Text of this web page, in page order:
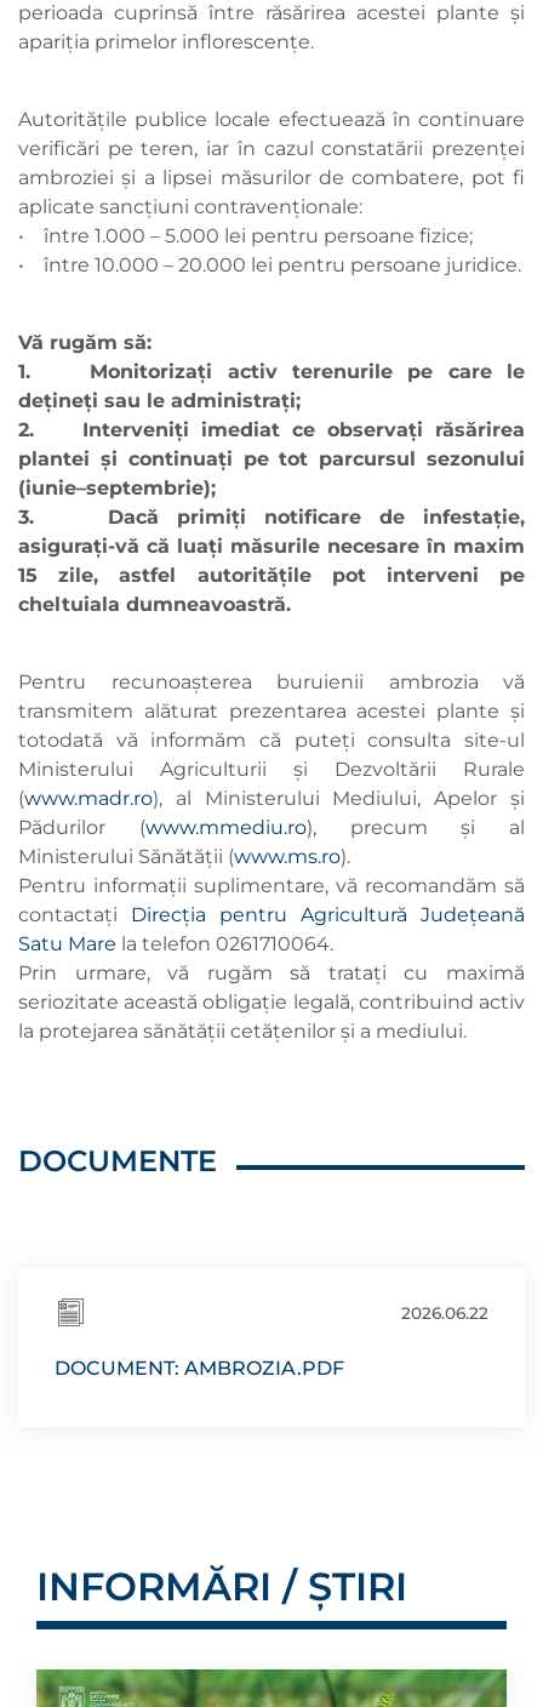
perioada cuprinsă între răsărirea acestei plante și
apariția primelor inflorescențe.
Autoritățile publice locale efectuează în continuare
verificări pe teren, iar în cazul constatării prezenței
ambroziei și a lipsei măsurilor de combatere, pot fi
aplicate sancțiuni contravenționale:
• între 1.000 – 5.000 lei pentru persoane fizice;
• între 10.000 – 20.000 lei pentru persoane juridice.
Vă rugăm să:
1. Monitorizați activ terenurile pe care le
dețineți sau le administrați;
2. Interveniți imediat ce observați răsărirea
plantei și continuați pe tot parcursul sezonului
(iunie–septembrie);
3. Dacă primiți notificare de infestație,
asigurați-vă că luați măsurile necesare în maxim
15 zile, astfel autoritățile pot interveni pe
cheltuiala dumneavoastră.
Pentru recunoaşterea buruienii ambrozia vă
transmitem alăturat prezentarea acestei plante şi
totodată vă informăm că puteţi consulta site-ul
Ministerului Agriculturii şi Dezvoltării Rurale
(www.madr.ro), al Ministerului Mediului, Apelor şi
Pădurilor (www.mmediu.ro), precum şi al
Ministerului Sănătăţii (www.ms.ro).
Pentru informaţii suplimentare, vă recomandăm să
contactaţi Direcţia pentru Agricultură Judeţeană
Satu Mare la telefon 0261710064.
Prin urmare, vă rugăm să tratați cu maximă
seriozitate această obligație legală, contribuind activ
la protejarea sănătății cetățenilor și a mediului.
DOCUMENTE
2026.06.22
DOCUMENT: AMBROZIA.PDF
INFORMĂRI / ȘTIRI